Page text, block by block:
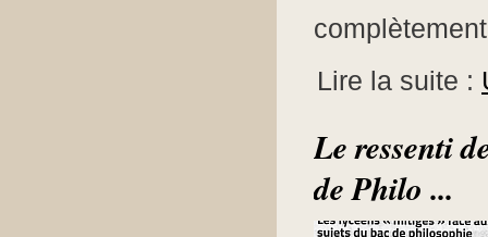
Lire la suite :
Le ressenti
de Philo ...